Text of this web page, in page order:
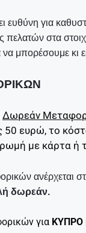
ευθύνη για
πελατών στα
να μπορέσουμε κι
Δωρεάν
50 ευρώ, το
με κάρτα ή
ανέρχεται
δωρεάν.
για ΚΥΠΡΟ